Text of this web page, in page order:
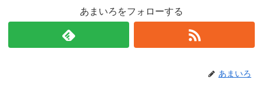
あまいろをフォローする
あまいろ